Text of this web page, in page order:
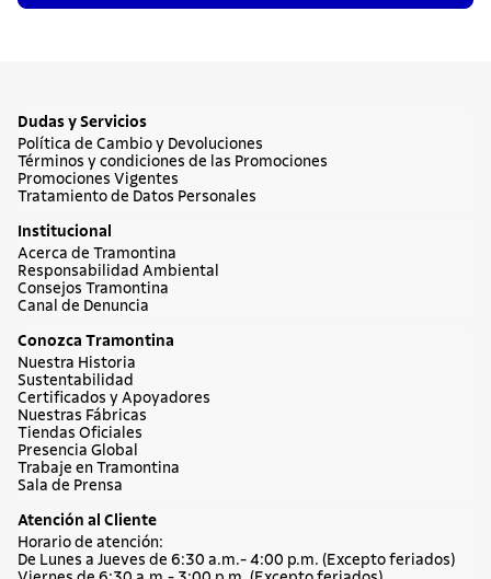
Dudas y Servicios
Política de Cambio y Devoluciones
Términos y condiciones de las Promociones
Promociones Vigentes
Tratamiento de Datos Personales
Institucional
Acerca de Tramontina
Responsabilidad Ambiental
Consejos Tramontina
Canal de Denuncia
Conozca Tramontina
Nuestra Historia
Sustentabilidad
Certificados y Apoyadores
Nuestras Fábricas
Tiendas Oficiales
Presencia Global
Trabaje en Tramontina
Sala de Prensa
Atención al Cliente
Horario de atención:
De Lunes a Jueves de 6:30 a.m.- 4:00 p.m. (Excepto feriados)